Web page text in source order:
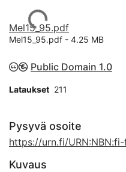
Ladataan...
Mel15_95.pdf
Mel15_95.pdf - 4.25 MB
Public Domain 1.0
Lataukset 211
Pysyvä osoite
https://urn.fi/URN:NBN:fi-
Kuvaus